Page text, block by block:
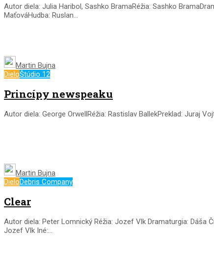
Autor diela: Julia Haribol, Sashko BramaRéžia: Sashko
MaťováHudba: Ruslan...
Martin Bujna
DieloŠtúdio 12
Princípy newspeaku
Autor diela: George OrwellRéžia: Rastislav BallekPreklad: Juraj
Martin Bujna
DieloDebris Company
Clear
Autor diela: Peter Lomnický Réžia: Jozef Vlk Dramaturgia: Dáša
Jozef Vlk Iné:...